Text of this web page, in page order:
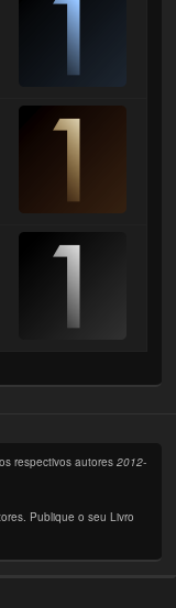
respectivos autores2012-
Publique o seu Livro